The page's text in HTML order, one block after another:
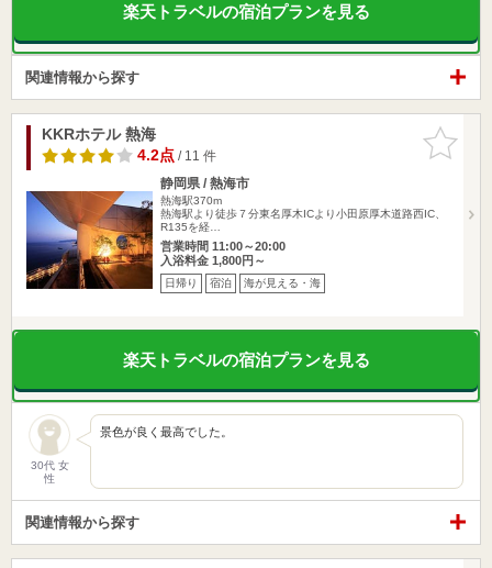
楽天トラベルの宿泊プランを見る
関連情報から探す
お気に入
りに追加
KKRホテル 熱海
4.2点/ 11 件
静岡県 / 熱海市
熱海駅370m
熱海駅より徒歩７分東名厚木ICより小田原厚木道路西IC、
R135を経…
営業時間 11:00～20:00
入浴料金 1,800円～
日帰り 宿泊 海が見える・海
楽天トラベルの宿泊プランを見る
30代 女
性
景色が良く最高でした。
関連情報から探す